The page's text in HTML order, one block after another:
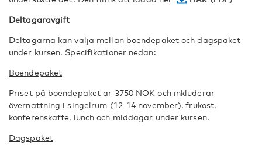
Deltagaravgift
Deltagarna kan välja mellan boendepaket och dagspaket
under kursen. Specifikationer nedan:
Boendepaket
Priset på boendepaket är 3750 NOK och inkluderar
övernattning i singelrum (12-14 november), frukost,
konferenskaffe, lunch och middagar under kursen.
Dagspaket